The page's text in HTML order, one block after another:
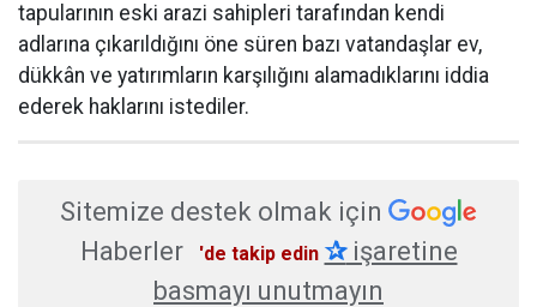
tapularının eski arazi sahipleri tarafından kendi
adlarına çıkarıldığını öne süren bazı vatandaşlar ev,
dükkân ve yatırımların karşılığını alamadıklarını iddia
ederek haklarını istediler.
Sitemize destek olmak için
Haberler
'de takip edin ✰işaretine
basmayı unutmayın